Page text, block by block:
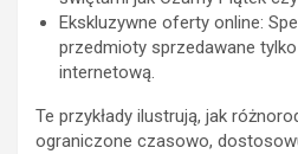
Ekskluzywne oferty online:
przedmioty sprzedawane
internetową.
Te przykłady ilustrują, jak
ograniczone czasowo,